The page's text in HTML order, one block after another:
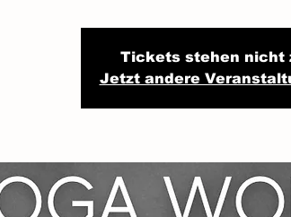
Tickets stehen nicht
Jetzt andere